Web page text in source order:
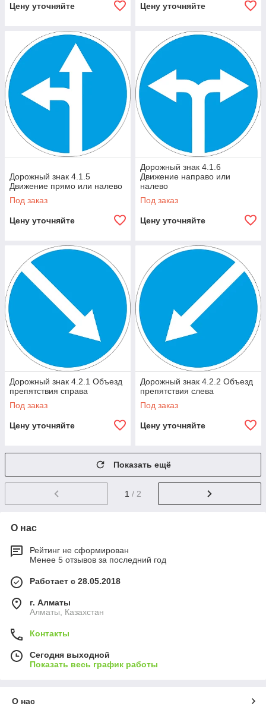
Цену уточняйте Цену уточняйте
Дорожный знак 4.1.5
Движение прямо или налево
Под заказ
Цену уточняйте
Дорожный знак 4.1.6
Движение направо или
налево
Под заказ
Цену уточняйте
Дорожный знак 4.2.1 Объезд
препятствия справа
Под заказ
Цену уточняйте
Дорожный знак 4.2.2 Объезд
препятствия слева
Под заказ
Цену уточняйте
Показать ещё
1 / 2
О нас
Рейтинг не сформирован
Менее 5 отзывов за последний год
Работает с 28.05.2018
г. Алматы
Алматы, Казахстан
Контакты
Сегодня выходной
Показать весь график работы
О нас